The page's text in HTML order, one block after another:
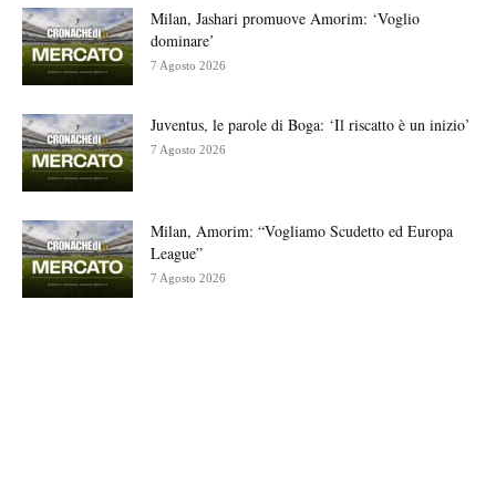
Milan, Jashari promuove Amorim: ‘Voglio
dominare’
7 Agosto 2026
Juventus, le parole di Boga: ‘Il riscatto è un inizio’
7 Agosto 2026
Milan, Amorim: “Vogliamo Scudetto ed Europa
League”
7 Agosto 2026